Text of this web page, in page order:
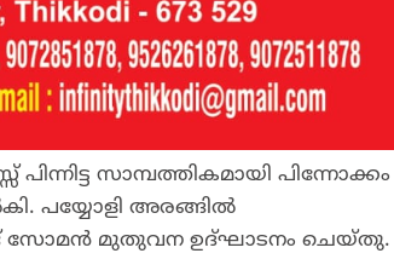
സാമ്പത്തികമായി പിന്നോക്കം
പയ്യോളി അരങ്ങിൽ
സോമൻ മുതുവന ഉദ്ഘാടനം ചെയ്തു.